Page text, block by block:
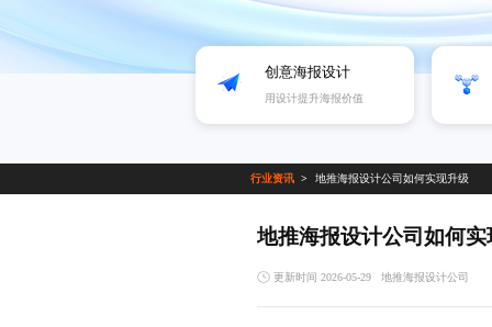
创意海报设计
用设计提升海报价值
行业资讯 地推海报设计公司如何实现升级
地推海报设计公司如何实
更新时间 2026-05-29 地推海报设计公司